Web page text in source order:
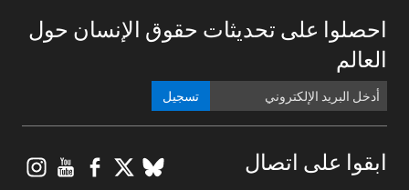
احصلوا على تحديثات حقوق الإنسان حول
العالم
تسجيل
ابقوا على اتصال BlueSky
X